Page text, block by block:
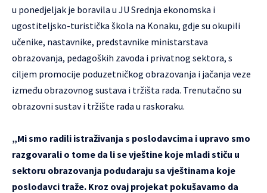
u ponedjeljak je boravila u JU Srednja ekonomska i
ugostiteljsko-turistička škola na Konaku, gdje su okupili
učenike, nastavnike, predstavnike ministarstava
obrazovanja, pedagoških zavoda i privatnog sektora, s
ciljem promocije poduzetničkog obrazovanja i jačanja veze
između obrazovnog sustava i tržišta rada. Trenutačno su
obrazovni sustav i tržište rada u raskoraku.
„Mi smo radili istraživanja s poslodavcima i upravo smo
razgovarali o tome da li se vještine koje mladi stiču u
sektoru obrazovanja podudaraju sa vještinama koje
poslodavci traže. Kroz ovaj projekat pokušavamo da